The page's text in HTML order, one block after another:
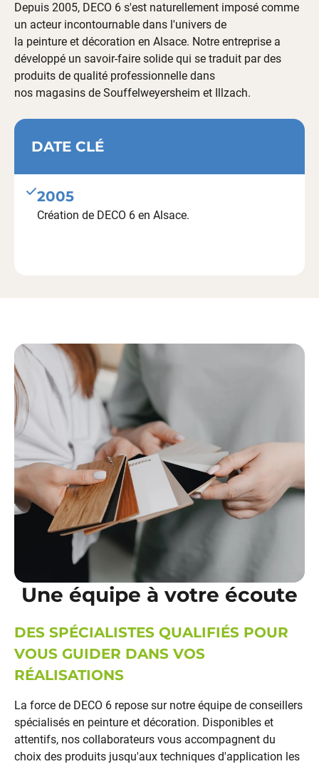
Depuis 2005, DECO 6 s'est naturellement imposé comme
un acteur incontournable dans l'univers de
la peinture et décoration en Alsace. Notre entreprise a
développé un savoir-faire solide qui se traduit par des
produits de qualité professionnelle dans
nos magasins de Souffelweyersheim et Illzach.
DATE CLÉ
2005
Création de DECO 6 en Alsace.
Une équipe à votre écoute
DES SPÉCIALISTES QUALIFIÉS POUR
VOUS GUIDER DANS VOS
RÉALISATIONS
La force de DECO 6 repose sur notre équipe de conseillers
spécialisés en peinture et décoration. Disponibles et
attentifs, nos collaborateurs vous accompagnent du
choix des produits jusqu'aux techniques d'application les